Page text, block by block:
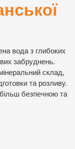
вода з глибоких
забруднень.
склад,
та розливу.
безпечною та